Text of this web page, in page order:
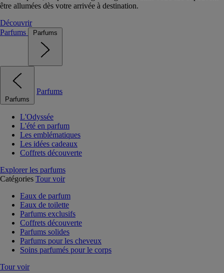
être allumées dès votre arrivée à destination.
Découvrir
Parfums
Parfums
Parfums
Parfums
L'Odyssée
L'été en parfum
Les emblématiques
Les idées cadeaux
Coffrets découverte
Explorer les parfums
Catégories Tour voir
Eaux de parfum
Eaux de toilette
Parfums exclusifs
Coffrets découverte
Parfums solides
Parfums pour les cheveux
Soins parfumés pour le corps
Tour voir